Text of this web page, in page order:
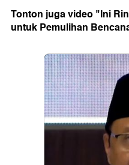
Tonton juga video "Ini
untuk Pemulihan